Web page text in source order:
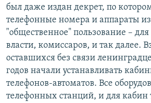
был даже издан декрет, по
телефонные номера и аппараты
"общественное" пользование –
власти, комиссаров, и так далее.
оставшихся без связи
годов начали устанавливать
телефонов-автоматов. Все
телефонных станций, и для кабин